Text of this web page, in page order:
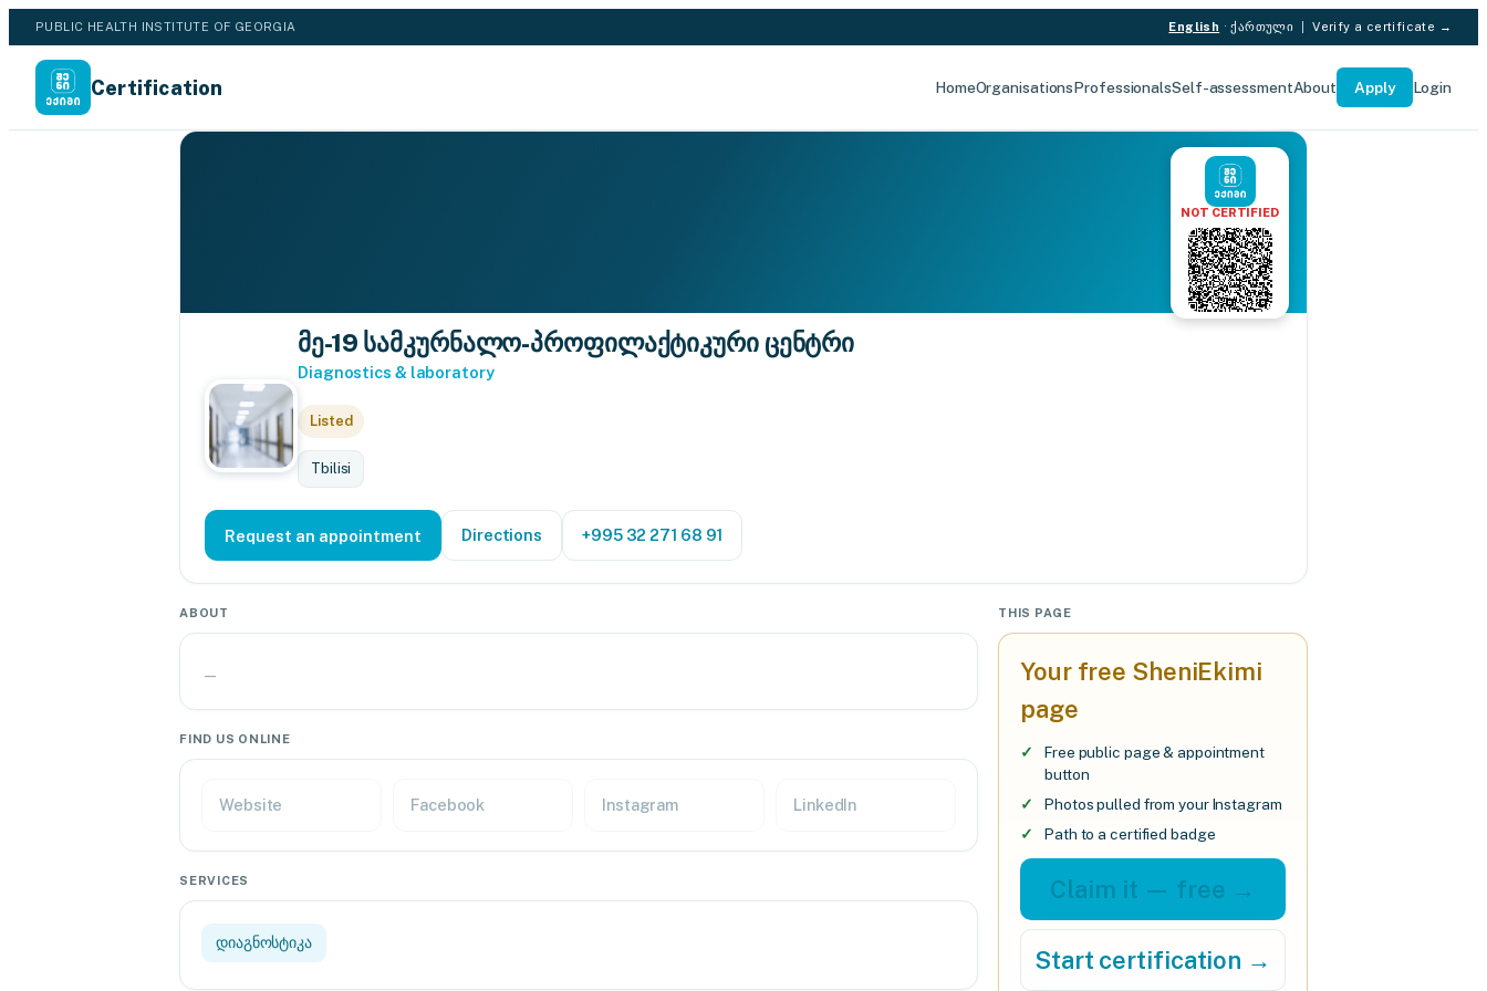
PUBLIC HEALTH INSTITUTE OF GEORGIA English ·ქართული |Verify a certificate →
Certification HomeOrganisationsProfessionalsSelf-assessmentAbout Apply Login
NOT CERTIFIED
მე-19 სამკურნალო-პროფილაქტიკური ცენტრი
Diagnostics & laboratory
Listed
Tbilisi
Request an appointment Directions +995 32 271 68 91
ABOUT
—
FIND US ONLINE
Website Facebook Instagram LinkedIn
SERVICES
დიაგნოსტიკა
THIS PAGE
Your free SheniEkimi
page
Free public page & appointment
button
Photos pulled from your Instagram
Path to a certified badge
Claim it — free →
Start certification →